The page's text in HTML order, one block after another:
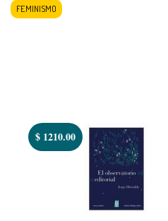
FEMINISMO
$ 1210.00